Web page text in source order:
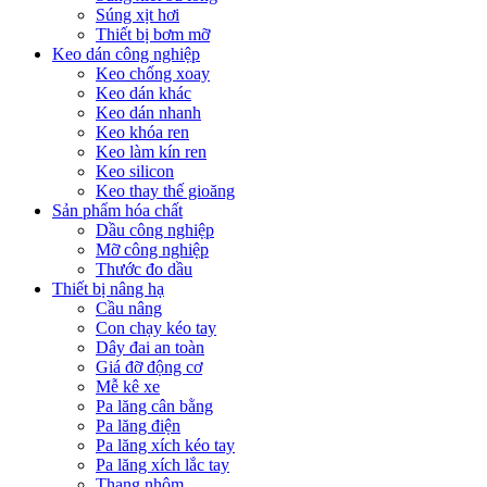
Súng xịt hơi
Thiết bị bơm mỡ
Keo dán công nghiệp
Keo chống xoay
Keo dán khác
Keo dán nhanh
Keo khóa ren
Keo làm kín ren
Keo silicon
Keo thay thế gioăng
Sản phẩm hóa chất
Dầu công nghiệp
Mỡ công nghiệp
Thước đo dầu
Thiết bị nâng hạ
Cầu nâng
Con chạy kéo tay
Dây đai an toàn
Giá đỡ động cơ
Mễ kê xe
Pa lăng cân bằng
Pa lăng điện
Pa lăng xích kéo tay
Pa lăng xích lắc tay